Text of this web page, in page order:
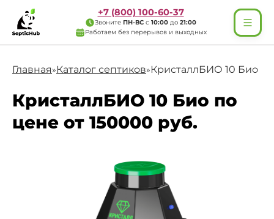
+7 (800) 100-60-37
Звоните ПН-ВС с 10:00 до 21:00
Работаем без перерывов и выходных
Главная»Каталог септиков»КристаллБИО 10 Био
КристаллБИО 10 Био по
цене от 150000 руб.